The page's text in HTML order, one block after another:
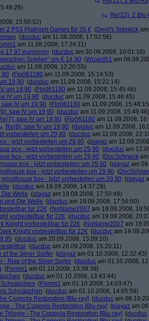
Re(22): 2
15:50:52)
2 PS3 Platinum Games für 35 € (Devil's Sidekick
(ducduc am 11.08.2008, 17:02:56)
am 11.08.2008, 17:24:11)
17,97 euronnen (ducduc am 30.08.2008, 10:01:16)
Spielen" um € 14,90 (Wizard51 am
am 11.09.2008, 12:20:55)
(Flo061180 am 11.09.2008, 15:14:53)
19,90 (ducduc am 11.09.2008, 15:22:14)
um 19,90 (Flo061180 am 11.09.2008, 15:45:46)
IV um 19,90 (ducduc am 11.09.2008, 15:46:45)
saw IV um 19,90 (Flo061180 am 11.09.2008,
saw IV um 19,90 (ducduc am 11.09.2008, 15:49:48)
saw IV um 19,90 (Flo061180 am 11.09.2008,
Re(8): saw IV um 19,90 (ducduc am 11.09.2008,
vorbestellen um 29,90 (ducduc am 11.09.2008,
- jetzt vorbestellen um 29,90 (playaz am
box - jetzt vorbestellen um 29,90 (ducduc am
box - jetzt vorbestellen um 29,90 (DocSchneck
box - jetzt vorbestellen um 29,90 (playaz am
box - jetzt vorbestellen um 29,90 (
grindhouse box - jetzt vorbestellen um 29,90 (playaz
(ducduc am 19.09.2008, 14:37:28)
Die Welle (playaz am 19.09.2008, 17:50:48)
und Die Welle (ducduc am 19.09.2008, 17:56:00)
für 22€ (NoName2007 am 19.09.2008,
vorbestellbar für 22€ (ducduc am 19.09.2008,
Knight vorbestellbar für 22€ (NoName2007 am
Knight vorbestellbar für 22€ (ducduc am
(ducduc am 20.09.2008, 15:09:10)
(ducduc am 20.09.2008, 15:20:11)
of the Silver Surfer (playaz am 01.10.2008, 12:32:43)
- Rise of the Silver Surfer (ducduc am 01.10.2008,
(Pomm1 am 01.10.2008, 13:39:39)
(ducduc am 01.10.2008, 13:43:44)
(Pomm1 am 01.10.2008, 14:03:47)
Schnäpchen (ducduc am 01.10.2008, 14:05:56)
Coppola Restoration [Blu-ray] (ducduc am
- The Coppola Restoration [Blu-ray] (playaz am
Trilogie - The Coppola Restoration [Blu-ray] (ducduc